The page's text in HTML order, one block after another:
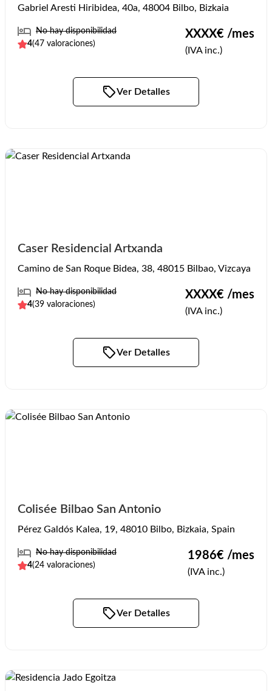
Gabriel Aresti Hiribidea, 40a, 48004 Bilbo, Bizkaia
No hay disponibilidad
4(47 valoraciones)
XXXX€ /mes
(IVA inc.)
Ver Detalles
Caser Residencial Artxanda
Camino de San Roque Bidea, 38, 48015 Bilbao, Vizcaya
No hay disponibilidad
4(39 valoraciones)
XXXX€ /mes
(IVA inc.)
Ver Detalles
Colisée Bilbao San Antonio
Pérez Galdós Kalea, 19, 48010 Bilbo, Bizkaia, Spain
No hay disponibilidad
4(24 valoraciones)
1986€ /mes
(IVA inc.)
Ver Detalles